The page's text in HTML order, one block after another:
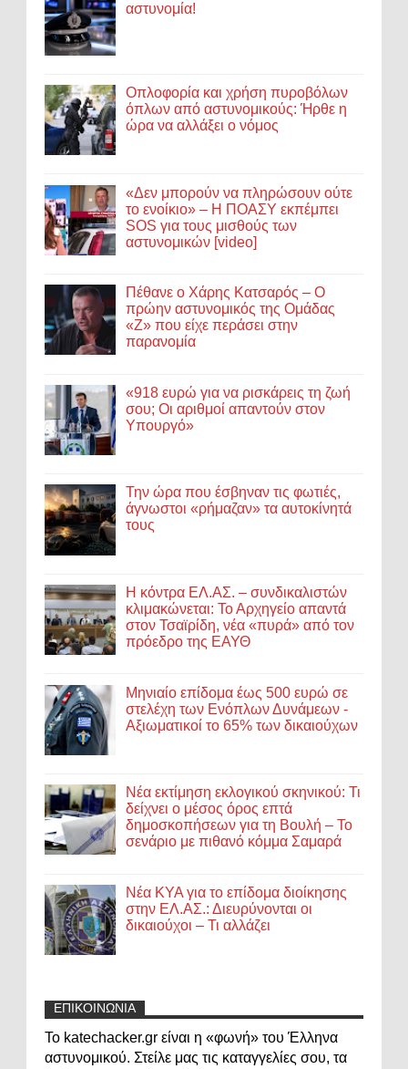
αστυνομία!
Οπλοφορία και χρήση πυροβόλων
όπλων από αστυνομικούς: Ήρθε η
ώρα να αλλάξει ο νόμος
«Δεν μπορούν να πληρώσουν ούτε
το ενοίκιο» – Η ΠΟΑΣΥ εκπέμπει
SOS για τους μισθούς των
αστυνομικών [video]
Πέθανε ο Χάρης Κατσαρός – Ο
πρώην αστυνομικός της Ομάδας
«Ζ» που είχε περάσει στην
παρανομία
«918 ευρώ για να ρισκάρεις τη ζωή
σου; Οι αριθμοί απαντούν στον
Υπουργό»
Την ώρα που έσβηναν τις φωτιές,
άγνωστοι «ρήμαζαν» τα αυτοκίνητά
τους
Η κόντρα ΕΛ.ΑΣ. – συνδικαλιστών
κλιμακώνεται: Το Αρχηγείο απαντά
στον Τσαϊρίδη, νέα «πυρά» από τον
πρόεδρο της ΕΑΥΘ
Μηνιαίο επίδομα έως 500 ευρώ σε
στελέχη των Ενόπλων Δυνάμεων -
Αξιωματικοί το 65% των δικαιούχων
Νέα εκτίμηση εκλογικού σκηνικού: Τι
δείχνει ο μέσος όρος επτά
δημοσκοπήσεων για τη Βουλή – Το
σενάριο με πιθανό κόμμα Σαμαρά
Νέα ΚΥΑ για το επίδομα διοίκησης
στην ΕΛ.ΑΣ.: Διευρύνονται οι
δικαιούχοι – Τι αλλάζει
ΕΠΙΚΟΙΝΩΝΙΑ
Το katechacker.gr είναι η «φωνή» του Έλληνα
αστυνομικού. Στείλε μας τις καταγγελίες σου, τα